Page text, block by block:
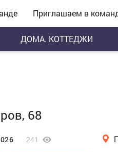
Приглашаем в
ДОМА. КОТТЕДЖИ
68
241